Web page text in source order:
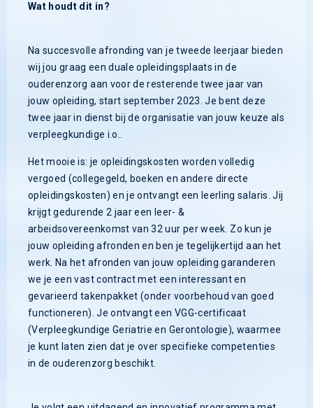
Wat houdt dit in?
Na succesvolle afronding van je tweede leerjaar bieden
wij jou graag een duale opleidingsplaats in de
ouderenzorg aan voor de resterende twee jaar van
jouw opleiding, start september 2023. Je bent deze
twee jaar in dienst bij de organisatie van jouw keuze als
verpleegkundige i.o..
Het mooie is: je opleidingskosten worden volledig
vergoed (collegegeld, boeken en andere directe
opleidingskosten) en je ontvangt een leerling salaris. Jij
krijgt gedurende 2 jaar een leer- &
arbeidsovereenkomst van 32 uur per week. Zo kun je
jouw opleiding afronden en ben je tegelijkertijd aan het
werk. Na het afronden van jouw opleiding garanderen
we je een vast contract met een interessant en
gevarieerd takenpakket (onder voorbehoud van goed
functioneren). Je ontvangt een VGG-certificaat
(Verpleegkundige Geriatrie en Gerontologie), waarmee
je kunt laten zien dat je over specifieke competenties
in de ouderenzorg beschikt.